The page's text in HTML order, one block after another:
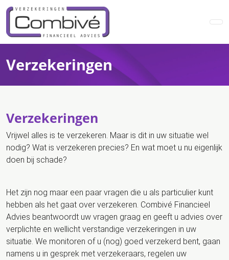
Verzekeringen
Verzekeringen
Vrijwel alles is te verzekeren. Maar is dit in uw situatie wel
nodig? Wat is verzekeren precies? En wat moet u nu eigenlijk
doen bij schade?
Het zijn nog maar een paar vragen die u als particulier kunt
hebben als het gaat over verzekeren. Combivé Financieel
Advies beantwoordt uw vragen graag en geeft u advies over
verplichte en wellicht verstandige verzekeringen in uw
situatie. We monitoren of u (nog) goed verzekerd bent, gaan
namens u in gesprek met verzekeraars, regelen uw